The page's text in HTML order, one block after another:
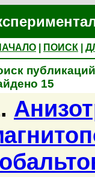
ПОИСК
15